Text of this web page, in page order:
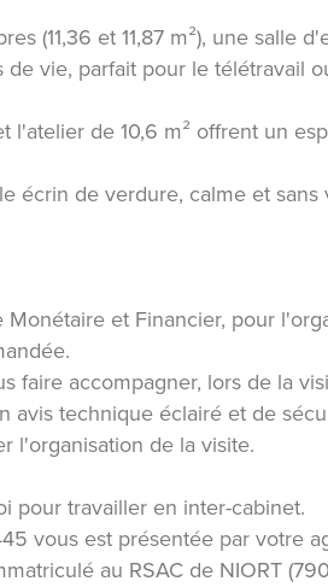
(11,36 et 11,87 m²), une salle
vie, parfait pour le télétravail
l'atelier de 10,6 m² offrent un
écrin de verdure, calme et
et Financier, pour
faire accompagner, lors de la
avis technique éclairé et de
l'organisation de la visite.
pour travailler en inter-cabinet.
vous est présentée par votre
au RSAC de NIORT